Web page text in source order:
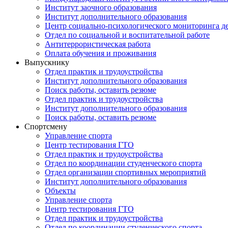
Институт заочного образования
Институт дополнительного образования
Центр социально-психологического мониторинга
Отдел по социальной и воспитательной работе
Антитеррористическая работа
Оплата обучения и проживания
Выпускнику
Отдел практик и трудоустройства
Институт дополнительного образования
Поиск работы, оставить резюме
Отдел практик и трудоустройства
Институт дополнительного образования
Поиск работы, оставить резюме
Спортсмену
Управление спорта
Центр тестирования ГТО
Отдел практик и трудоустройства
Отдел по координации студенческого спорта
Отдел организации спортивных мероприятий
Институт дополнительного образования
Объекты
Управление спорта
Центр тестирования ГТО
Отдел практик и трудоустройства